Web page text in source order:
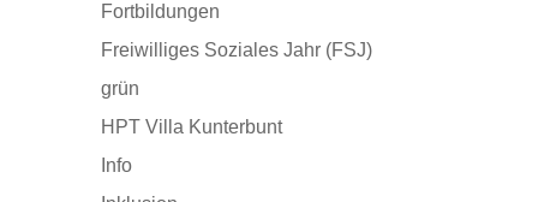
Fortbildungen
Freiwilliges Soziales Jahr (FSJ)
grün
HPT Villa Kunterbunt
Info